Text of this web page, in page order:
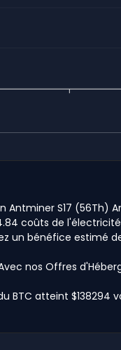
Antminer S17 (56Th)
coûts de
un bénéfice estimé
nos Offres
BTC atteint $138294